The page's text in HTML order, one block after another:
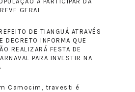
GERAL
DE TIANGUÁ ATRAVÉS
DECRETO INFORMA QUE
REALIZARÁ FESTA DE
PARA INVESTIR NA
Camocim, travesti é